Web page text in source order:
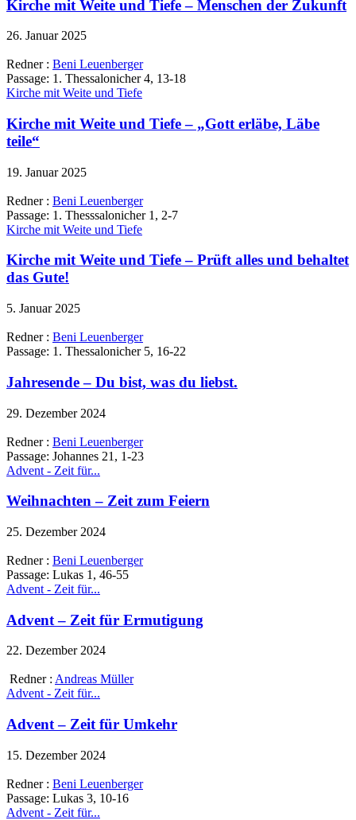
Kirche mit Weite und Tiefe – Menschen der Zukunft
26. Januar 2025
Redner : Beni Leuenberger
Passage: 1. Thessalonicher 4, 13-18
Kirche mit Weite und Tiefe
Kirche mit Weite und Tiefe – „Gott erläbe, Läbe
teile“
19. Januar 2025
Redner : Beni Leuenberger
Passage: 1. Thesssalonicher 1, 2-7
Kirche mit Weite und Tiefe
Kirche mit Weite und Tiefe – Prüft alles und behaltet
das Gute!
5. Januar 2025
Redner : Beni Leuenberger
Passage: 1. Thessalonicher 5, 16-22
Jahresende – Du bist, was du liebst.
29. Dezember 2024
Redner : Beni Leuenberger
Passage: Johannes 21, 1-23
Advent - Zeit für...
Weihnachten – Zeit zum Feiern
25. Dezember 2024
Redner : Beni Leuenberger
Passage: Lukas 1, 46-55
Advent - Zeit für...
Advent – Zeit für Ermutigung
22. Dezember 2024
Redner : Andreas Müller
Advent - Zeit für...
Advent – Zeit für Umkehr
15. Dezember 2024
Redner : Beni Leuenberger
Passage: Lukas 3, 10-16
Advent - Zeit für...